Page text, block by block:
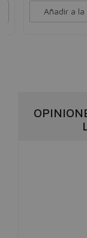
Añadir a la